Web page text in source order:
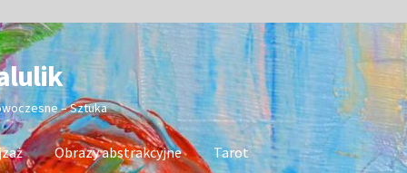
– Sztuka
Obrazy abstrakcyjne
Tarot